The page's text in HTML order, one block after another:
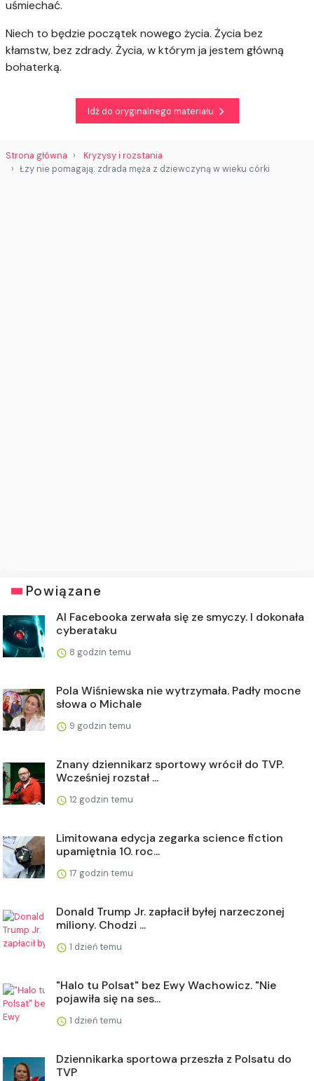
uśmiechać.
Niech to będzie początek nowego życia. Życia bez
kłamstw, bez zdrady. Życia, w którym ja jestem główną
bohaterką.
Idź do oryginalnego materiału
Strona główna
Kryzysy i rozstania
Łzy nie pomagają: zdrada męża z dziewczyną w wieku córki
Powiązane
AI Facebooka zerwała się ze smyczy. I dokonała
cyberataku
8 godzin temu
Pola Wiśniewska nie wytrzymała. Padły mocne
słowa o Michale
9 godzin temu
Znany dziennikarz sportowy wrócił do TVP.
Wcześniej rozstał ...
12 godzin temu
Limitowana edycja zegarka science fiction
upamiętnia 10. roc...
17 godzin temu
Donald Trump Jr. zapłacił byłej narzeczonej
miliony. Chodzi ...
1 dzień temu
"Halo tu Polsat" bez Ewy Wachowicz. "Nie
pojawiła się na ses...
1 dzień temu
Dziennikarka sportowa przeszła z Polsatu do
TVP